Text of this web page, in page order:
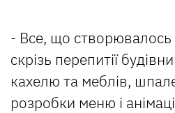
- Все, що
скрізь перепитії
кахелю та меблів,
розробки меню і